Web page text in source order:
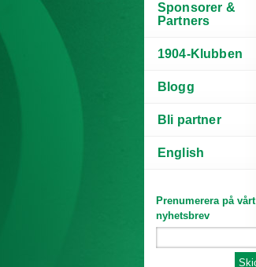
Sponsorer &
Partners
1904-Klubben
Blogg
Bli partner
English
Prenumerera på vårt
nyhetsbrev